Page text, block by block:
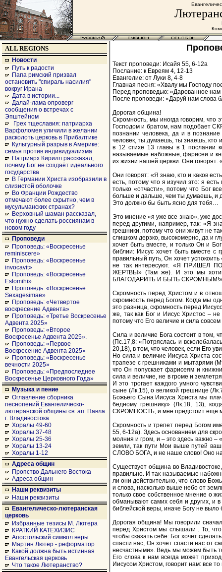
ALL REGIONS
Новости
Путь к радости
Папа римский призвал
остановить "спираль насилия"
вокруг Ирана
Дата в истории...
Далай-лама опроверг
сообщения о встречах с
Эпштейном
Грех тщеславия: патриарха
Варфоломея уличили в желании
расколоть церковь в Прибалтике
Культурный разрыв в Америке:
семья против индивидуализма
Патриарх Кирилл рассказал,
почему Бог не создаёт идеального
государства
В Германии Христа изобразили в
слизистой оболочке
Во Франции Рождество
отмечают более скрытно, чем в
мусульманских странах?
Верховный шаман рассказал,
что нужно сделать россиянам в
новом году
Проповеди
Проповедь: «Воскресенье
reminiscere»
Проповедь: «Воскресенье
invocavit»
Проповедь: «Воскресенье
Estomihi»
Проповедь: «Воскресенье
Sexagesimae»
Проповедь: «Четвертое
воскресение Адвента»
Проповедь: «Третье Воскресенье
Адвента 2025»
Проповедь: «Второе
Воскресенье Адвента 2025».
Проповедь: «Первое
Воскресение Адвента 2025»
Проповедь: «Воскресенье
вечности 2025»
Проповедь: «Предпоследнее
Воскресенье Церковного Года»
Музыка и пение
Оглавление сборника
песнопений Евангелическо-
лютеранской общины св. ап. Павла
г. Владивостока
Хоралы 49-60
Хоралы 37-48
Хоралы 25-36
Хоралы 13-24
Хоралы 1-12
Адреса общин
Пропство Дальнего Востока
Адреса общин
Наши реквизиты
Наши реквизиты
Евангелическо-лютеранская
церковь
Избранные тезисы М. Лютера
КРАТКИЙ КАТЕХИЗИС
Апостольский символ веры
Мартин Лютер - реформатор
Какой должна быть истинная
Евангельская церковь
Что такое Лютеранство?
Текст проповеди: Исайя 55, 6-12а
Послание: к Евреям 4, 12-13
Евангелие: от Луки 8, 4-8
Главная песня: «Хвалу мы Господу
Перед проповедью: «Дарованное
После проповеди: «Даруй нам слова
Дорогая община!
Скромность, мы иногда говорим,
Господом и братом, нам подобает
познании человека, да и в
человек, ты думаешь, ты знаешь, кто
в 12 стихе 13 главы в 1 послании
называемые набожные, фарисеи и
из жизни нашей церкви. Они говорят:
Они говорят: «Я знаю, кто и каков
есть, потому что я изучил это: я
только «отчасти», потому что Бог
больше и дальше, чем ты думаешь, и
Это должно бы быть ясно для тебя…
Это мнение «я уже все знаю», уже
перед другими, например, так: «Я
грешники, потому что они живут не
слишком дерзко, высокомерно, да и
хочет быть вместе, и только Он и
библии: Иисус хочет быть вместе с
правильный путь, Он хочет
не так интересуют. «Я ПРИШЕЛ
ЖЕРТВЫ» (Там же). И это мы
БЛАГОДАРИТЬ И БЫТЬ СКРОМНЫМ!»
Скромность перед Христом и в
скромность перед Богом. Когда мы
это разница, скромность перед
же, так как Бог и Иисус Христос –
потому что Его величие и сила
Сила и величие Бога состоит в том,
(Пс.17,8: «Потряслась и
20,18), в том, что человек, если Его
Но сила и величие Иисуса Христа
трапезе с грешниками и мытарями
что Он попускает фарисеям и
сила и величие, не в громе и
И это трогает каждого умного
сыне (Лк.15), о великой грешнице
Божьего Сына Иисуса Христа мы
бедному грешнику» (Лк.18, 13),
СКРОМНОСТЬ, и мне предстоит еще
Скромность и трепет перед Богом
55, 6-12а). Здесь основанием для
молния и гром, и – это здесь важно
земли, так пути Мои выше путей
СЛОВО БОГА, и не наше слово! Оно
Существует община во
правильно. И так называемые
ли они действительно, что слово
и слова, насколько выше небо от
только свое собственное мнение о
обманывают самих себя и других, и
библейской веры, иначе Богу не
Дорогая община! Мы говорили
перед Христом мы слышали . То, что
чтобы сказать себе: Бог хочет
спасти нас, Он хочет спасти нас от
несчастными». Ведь мы можем быть
Его слова к нам всегда может
Иисусом Христом, говорит нам: все